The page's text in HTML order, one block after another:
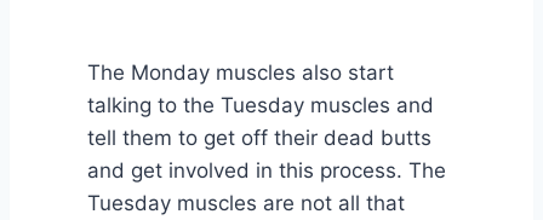
The Monday muscles also start
talking to the Tuesday muscles and
tell them to get off their dead butts
and get involved in this process. The
Tuesday muscles are not all that